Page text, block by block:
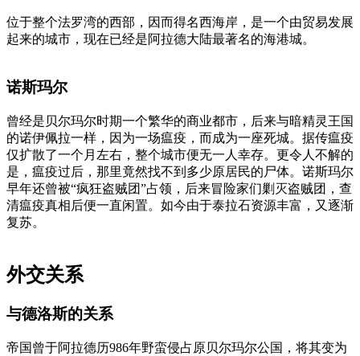
位于整个法罗湾的西部，因而得名西海岸，是一个由贸易发展
起来的城市，现在已经是阿拉德大陆最著名的海港城。
诺斯玛尔
曾经是贝尔玛尔时期一个繁华的商业都市，后来与暗精灵王国
的诺伊佩拉一样，因为一场瘟疫，而成为一座死城。据传瘟疫
仅扩散了一个月左右，整个城市便无一人幸存。更令人不解的
是，瘟疫过后，那里竟然找不到多少原居民的尸体。诺斯玛尔
早年还曾被“疯狂盗贼团”占领，后来冒险家们剿灭盗贼团，查
清瘟疫真相后便一直闲置。如今由于泰拉石资源丰富，又逐渐
复苏。
外交关系
与德洛斯的关系
帝国曾于阿拉德历986年野蛮侵占原贝尔玛尔公国，将其变为